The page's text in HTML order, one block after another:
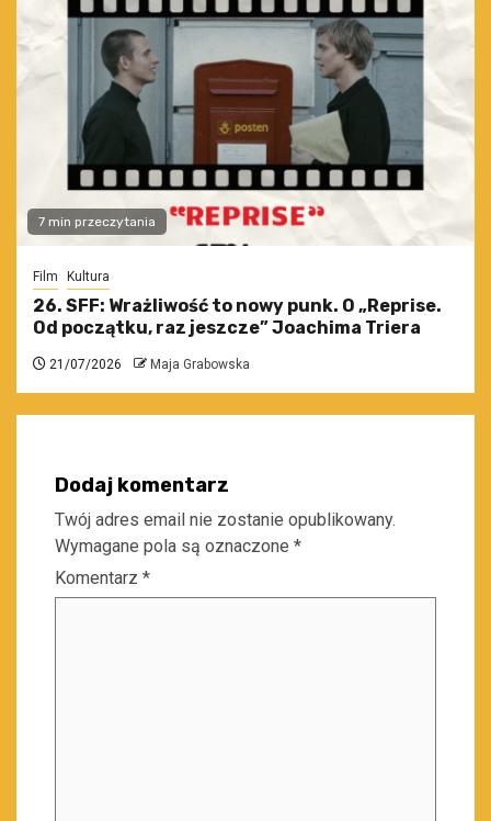
7 min przeczytania
Film Kultura
26. SFF: Wrażliwość to nowy punk. O „Reprise.
Od początku, raz jeszcze” Joachima Triera
21/07/2026 Maja Grabowska
Dodaj komentarz
Twój adres email nie zostanie opublikowany.
Wymagane pola są oznaczone *
Komentarz *